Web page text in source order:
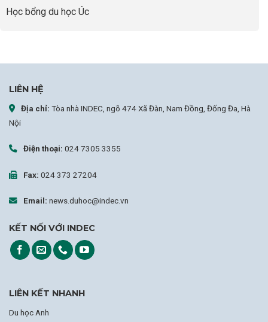
Học bổng du học Úc
LIÊN HỆ
Địa chỉ: Tòa nhà INDEC, ngõ 474 Xã Đàn, Nam Đồng, Đống Đa, Hà
Nội
Điện thoại: 024 7305 3355
Fax: 024 373 27204
Email: news.duhoc@indec.vn
KẾT NỐI VỚI INDEC
LIÊN KẾT NHANH
Du học Anh